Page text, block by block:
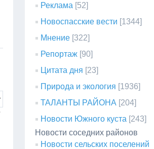
Реклама [52]
Новоспасские вести [1344]
Мнение [322]
Репортаж [90]
Цитата дня [23]
Природа и экология [1936]
ТАЛАНТЫ РАЙОНА [204]
Новости Южного куста [243]
Новости соседних районов
Новости сельских поселений